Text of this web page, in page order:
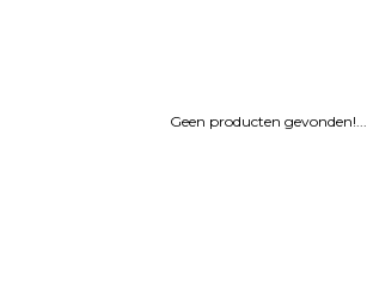
Geen producten gevonden!...